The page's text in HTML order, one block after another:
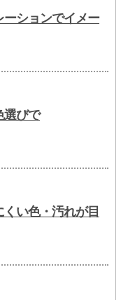
ーションでイメー
選びで
い色・汚れが目